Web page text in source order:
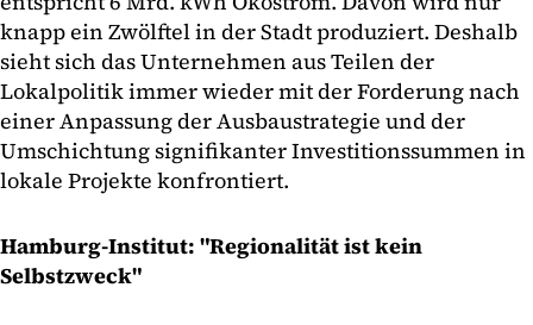
knapp ein Zwölftel in der Stadt produziert. Deshalb
sieht sich das Unternehmen aus Teilen der
Lokalpolitik immer wieder mit der Forderung nach
einer Anpassung der Ausbaustrategie und der
Umschichtung signifikanter Investitionssummen in
lokale Projekte konfrontiert.
Hamburg-Institut: "Regionalität ist kein
Selbstzweck"